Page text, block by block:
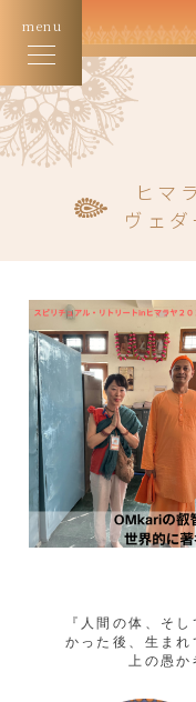
menu
ヒマ
ヴェ
『人間の体、そ
かった後、生ま
上の愚